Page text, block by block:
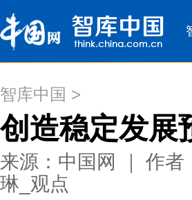
智库中国 >
创造稳定发展
来源：中国网 ｜ 作
琳_观点